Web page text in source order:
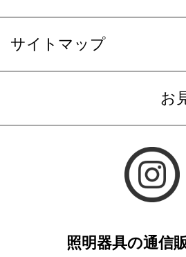
サイトマップ
お
照明器具の通信